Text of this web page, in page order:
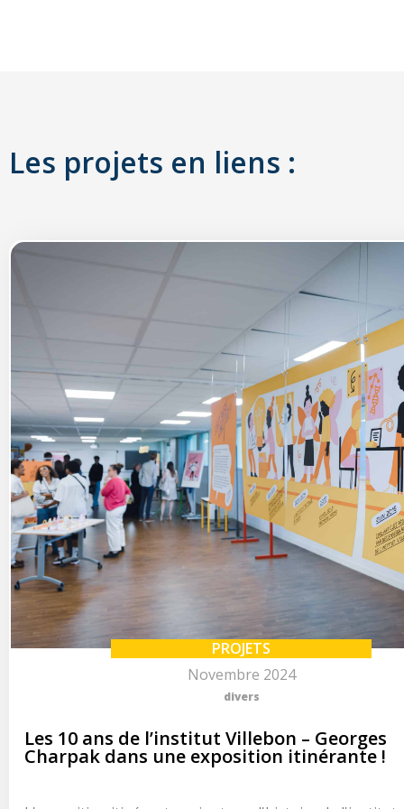
Les projets en liens :
PROJETS
Novembre 2024
divers
Les 10 ans de l’institut Villebon – Georges
Charpak dans une exposition itinérante !